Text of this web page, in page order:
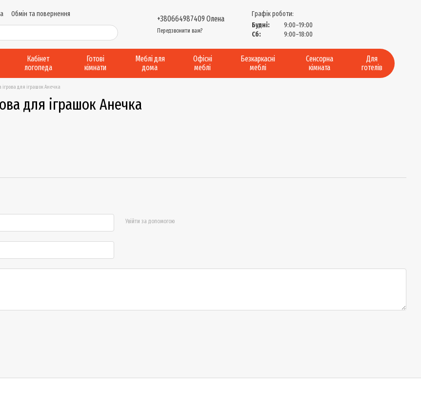
Обмін та повернення
послуг
Виробництво....
+380664987409 Олена
Передзвонити вам?
Графік роботи:
Будні:
9:00–19:00
Сб:
9:00–18:00
Кабінет
логопеда
Готові
кімнати
Меблі для
дома
Офісні
меблі
Безкаркасні
меблі
Сенсорна
кімната
Для
готелів
для іграшок Анечка
для іграшок Анечка
Увійти за допомогою